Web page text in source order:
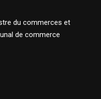
du commerces et
de commerce